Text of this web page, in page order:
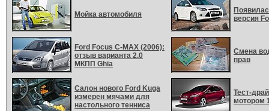
Мойка автомобиля
Ford Focus C-MAX (2006):
отзыв варианта 2.0
МКПП Ghia
Салон нового Ford Kuga
измерен мячами для
настольного тенниса
версия
Смена
прав
Тест-
мотором